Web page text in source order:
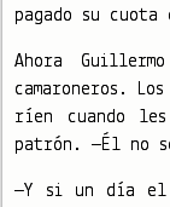
pagado su
Ahora
camaroneros.
ríen cuando
patrón. —Él no
—Y si un día el